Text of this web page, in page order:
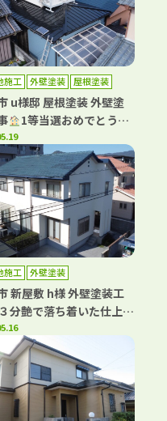
施工 外壁塗装 屋根塗装
u様邸 屋根塗装 外壁塗
1等当選おめでとうご
す
施工 外壁塗装
新屋敷 h様 外壁塗装工
３分艶で落ち着いた仕上が